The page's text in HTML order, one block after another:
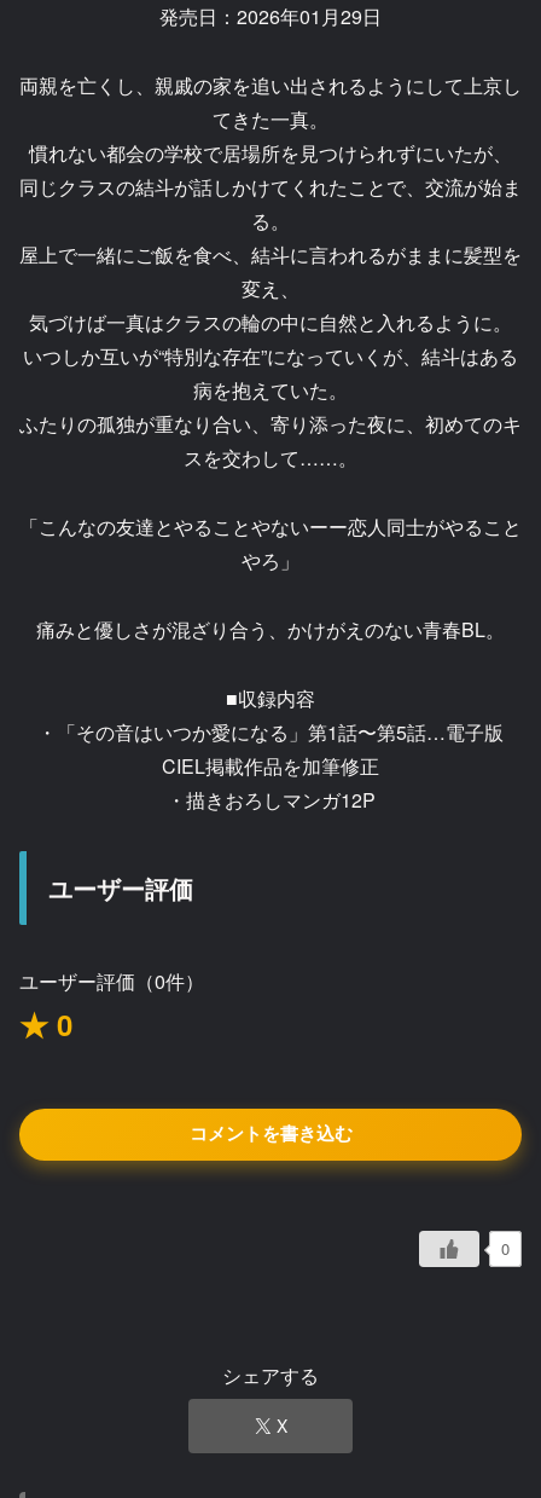
発売日：2026年01月29日
両親を亡くし、親戚の家を追い出されるようにして上京し
てきた一真。
慣れない都会の学校で居場所を見つけられずにいたが、
同じクラスの結斗が話しかけてくれたことで、交流が始ま
る。
屋上で一緒にご飯を食べ、結斗に言われるがままに髪型を
変え、
気づけば一真はクラスの輪の中に自然と入れるように。
いつしか互いが“特別な存在”になっていくが、結斗はある
病を抱えていた。
ふたりの孤独が重なり合い、寄り添った夜に、初めてのキ
スを交わして……。
「こんなの友達とやることやないーー恋人同士がやること
やろ」
痛みと優しさが混ざり合う、かけがえのない青春BL。
■収録内容
・「その音はいつか愛になる」第1話〜第5話…電子版
CIEL掲載作品を加筆修正
・描きおろしマンガ12P
ユーザー評価
ユーザー評価（0件）
★ 0
コメントを書き込む
0
シェアする
X